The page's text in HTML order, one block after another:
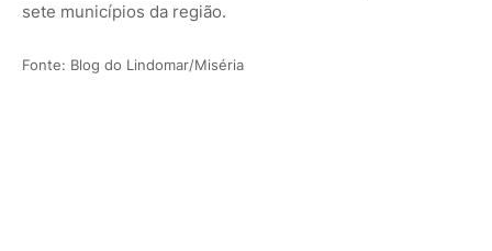
sete municípios da região.
Fonte: Blog do Lindomar/Miséria